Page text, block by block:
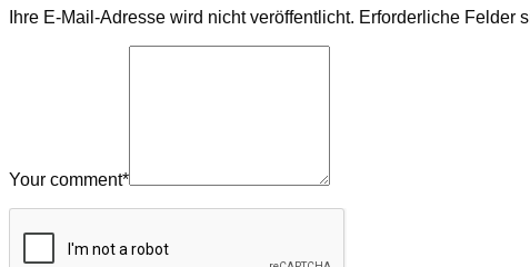
Ihre E-Mail-Adresse wird nicht veröffentlicht. Erforderliche Felder
Your comment*